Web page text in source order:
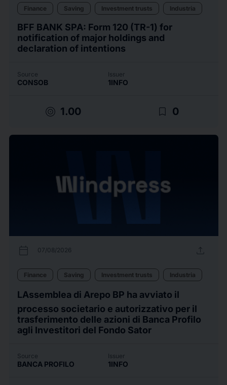
Finance Saving Investment trusts Industria
BFF BANK SPA: Form 120 (TR-1) for
notification of major holdings and
declaration of intentions
Source
CONSOB
Issuer
1INFO
target 1.00 bookmark_border 0
calendar_today 07/08/2026 upload
Finance Saving Investment trusts Industria
LAssemblea di Arepo BP ha avviato il
processo societario e autorizzativo per il
trasferimento delle azioni di Banca Profilo
agli Investitori del Fondo Sator
Source
BANCA PROFILO
Issuer
1INFO